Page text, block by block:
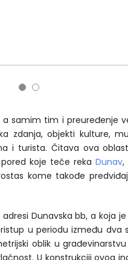
samim tim i preuređenje
zdanja, objekti kulture,
i turista. Čitava ova
koje teče reka Dunav,
kome takođe
Dunavska bb, a koja
u periodu između
oblik u
U konstrukciji ovog